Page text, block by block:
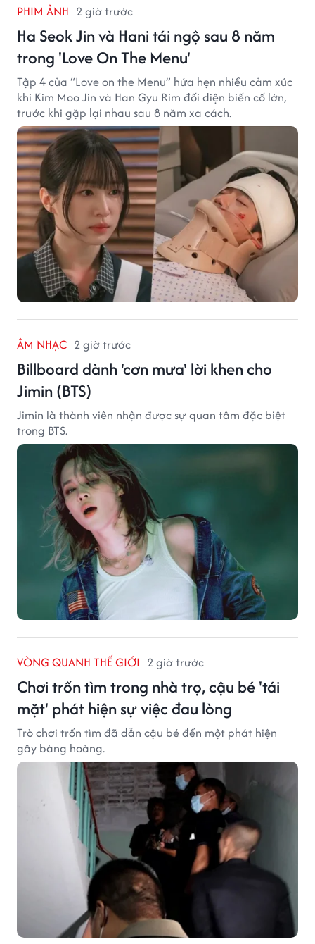
PHIM ẢNH 2 giờ trước
Ha Seok Jin và Hani tái ngộ sau 8 năm
trong 'Love On The Menu'
Tập 4 của “Love on the Menu” hứa hẹn nhiều cảm xúc
khi Kim Moo Jin và Han Gyu Rim đối diện biến cố lớn,
trước khi gặp lại nhau sau 8 năm xa cách.
ÂM NHẠC 2 giờ trước
Billboard dành 'cơn mưa' lời khen cho
Jimin (BTS)
Jimin là thành viên nhận được sự quan tâm đặc biệt
trong BTS.
VÒNG QUANH THẾ GIỚI 2 giờ trước
Chơi trốn tìm trong nhà trọ, cậu bé 'tái
mặt' phát hiện sự việc đau lòng
Trò chơi trốn tìm đã dẫn cậu bé đến một phát hiện
gây bàng hoàng.